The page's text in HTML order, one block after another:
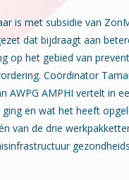
is met subsidie van
dat bijdraagt aan
op het gebied van
Coördinator
AWPG AMPHI vertelt in
en wat het heeft
van de drie